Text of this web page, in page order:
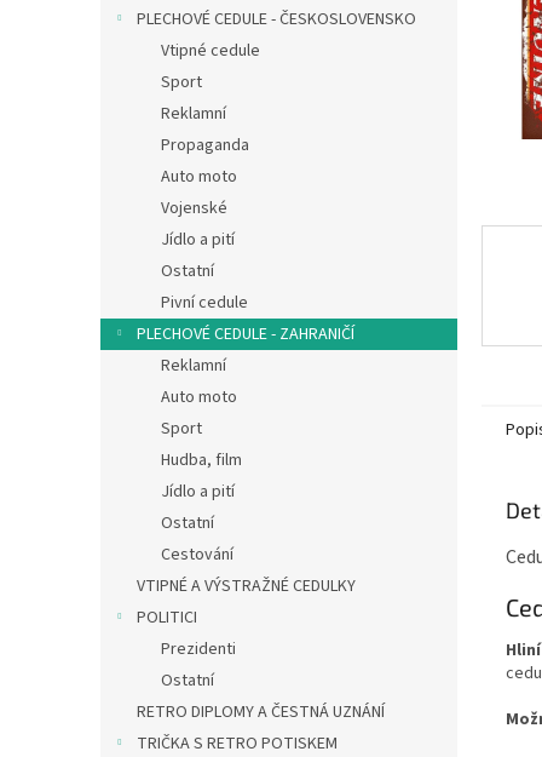
PLECHOVÉ CEDULE - ČESKOSLOVENSKO
Vtipné cedule
Sport
Reklamní
Propaganda
Auto moto
Vojenské
Jídlo a pití
Ostatní
Pivní cedule
PLECHOVÉ CEDULE - ZAHRANIČÍ
Reklamní
Auto moto
Sport
Hudba, film
Jídlo a pití
Ostatní
Cestování
VTIPNÉ A VÝSTRAŽNÉ CEDULKY
POLITICI
Prezidenti
Ostatní
RETRO DIPLOMY A ČESTNÁ UZNÁNÍ
TRIČKA S RETRO POTISKEM